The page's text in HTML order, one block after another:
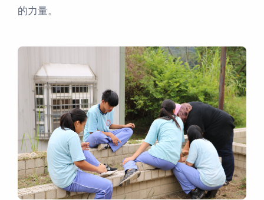
的力量。